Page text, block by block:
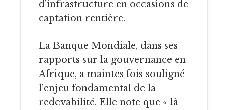
d’infrastructure en occasions de
captation rentière.
La Banque Mondiale, dans ses
rapports sur la gouvernance en
Afrique, a maintes fois souligné
l’enjeu fondamental de la
redevabilité. Elle note que « là